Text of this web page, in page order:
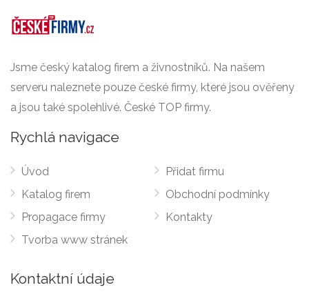
Jsme český katalog firem a živnostníků. Na našem
serveru naleznete pouze české firmy, které jsou ověřeny
a jsou také spolehlivé. České TOP firmy.
Rychlá navigace
Úvod
Katalog firem
Propagace firmy
Tvorba www stránek
Přidat firmu
Obchodní podmínky
Kontakty
Kontaktní údaje